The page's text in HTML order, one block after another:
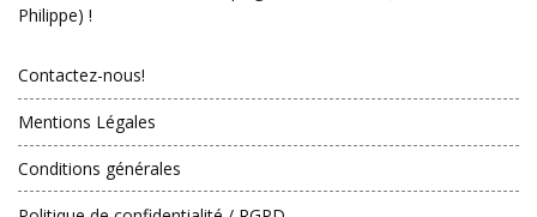
Philippe) !
Contactez-nous!
Mentions Légales
Conditions générales